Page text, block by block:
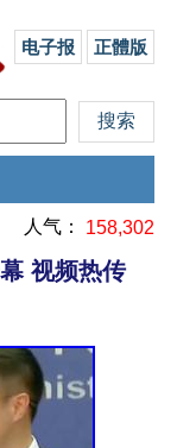
电子报 正體版
人气： 158,302
视频热传